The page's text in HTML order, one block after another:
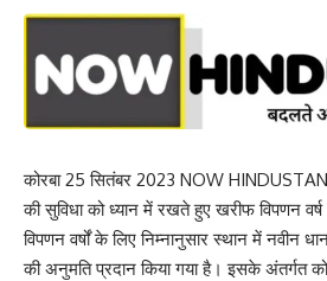
कोरबा 25 सितंबर 2023 NOW HINDUSTAN
की सुविधा को ध्यान में रखते हुए खरीफ विपणन
विपणन वर्षों के लिए निम्नानुसार स्थान में नवीन
की अनुमति प्रदान किया गया है। इसके अंतर्गत